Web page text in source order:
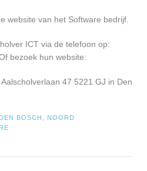
website van het Software bedrijf.
ICT via de telefoon op:
Of bezoek hun website:
47 5221 GJ in Den
DEN BOSCH
NOORD